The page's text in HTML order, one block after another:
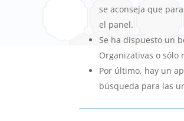
se aconseja que
el panel.
Se ha dispuesto un
Organizativas o
Por último, hay un
búsqueda para las